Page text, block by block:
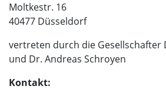
Moltkestr. 16
40477 Düsseldorf
vertreten durch die Gesellschafter
und Dr. Andreas Schroyen
Kontakt: